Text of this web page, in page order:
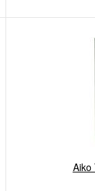
Aiko